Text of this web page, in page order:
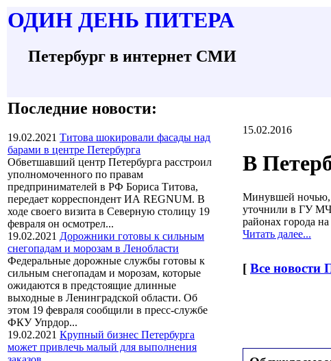
ОДИН ДЕНЬ ПИТЕРА
Петербург в интернет СМИ
Последние новости:
19.02.2021 Титова шокировали фасады над
барами в центре Петербурга
Обветшавший центр Петербурга расстроил
уполномоченного по правам
предпринимателей в РФ Бориса Титова,
передает корреспондент ИА REGNUM. В
ходе своего визита в Северную столицу 19
февраля он осмотрел...
19.02.2021 Дорожники готовы к сильным
снегопадам и морозам в Ленобласти
Федеральные дорожные службы готовы к
сильным снегопадам и морозам, которые
ожидаются в предстоящие длинные
выходные в Ленинградской области. Об
этом 19 февраля сообщили в пресс-службе
ФКУ Упрдор...
19.02.2021 Крупный бизнес Петербурга
может привлечь малый для выполнения
15.02.2016
В
Минувшей ночью,
уточнили в ГУ
районах города
Читать далее...
[ Все новости